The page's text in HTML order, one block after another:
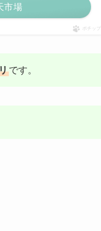
市場
ポチップ
です。